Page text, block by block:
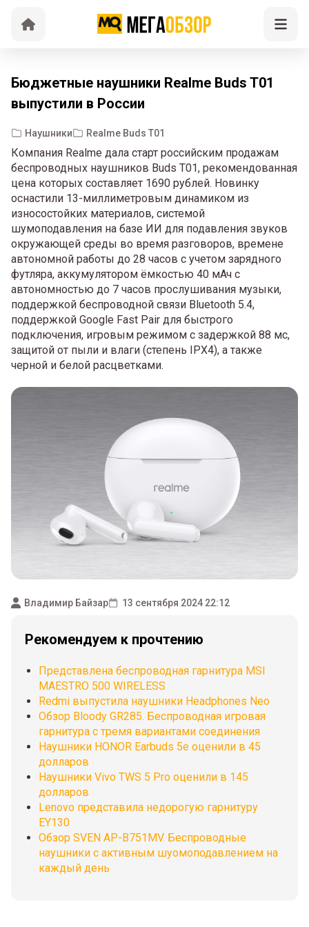
Бюджетные наушники Realme Buds T01
выпустили в России
Наушники Realme Buds T01
Компания Realme дала старт российским продажам
беспроводных наушников Buds T01, рекомендованная
цена которых составляет 1690 рублей. Новинку
оснастили 13-миллиметровым динамиком из
износостойких материалов, системой
шумоподавления на базе ИИ для подавления звуков
окружающей среды во время разговоров, времене
автономной работы до 28 часов с учетом зарядного
футляра, аккумулятором ёмкостью 40 мАч с
автономностью до 7 часов прослушивания музыки,
поддержкой беспроводной связи Bluetooth 5.4,
поддержкой Google Fast Pair для быстрого
подключения, игровым режимом с задержкой 88 мс,
защитой от пыли и влаги (степень IPX4), а также
черной и белой расцветками.
Владимир Байзар 13 сентября 2024 22:12
Рекомендуем к прочтению
Представлена беспроводная гарнитура MSI
MAESTRO 500 WIRELESS
Redmi выпустила наушники Headphones Neo
Обзор Bloody GR285. Беспроводная игровая
гарнитура с тремя вариантами соединения
Наушники HONOR Earbuds 5e оценили в 45
долларов
Наушники Vivo TWS 5 Pro оценили в 145
долларов
Lenovo представила недорогую гарнитуру
EY130
Обзор SVEN AP-B751MV. Беспроводные
наушники с активным шуомоподавлением на
каждый день